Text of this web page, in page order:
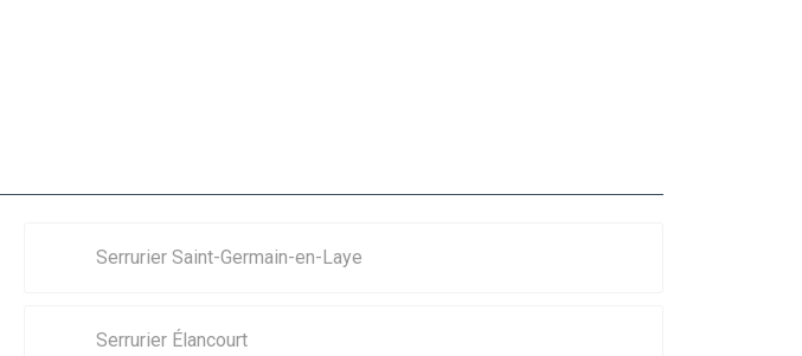
Serrurier Saint-Germain-en-Laye
Serrurier Élancourt